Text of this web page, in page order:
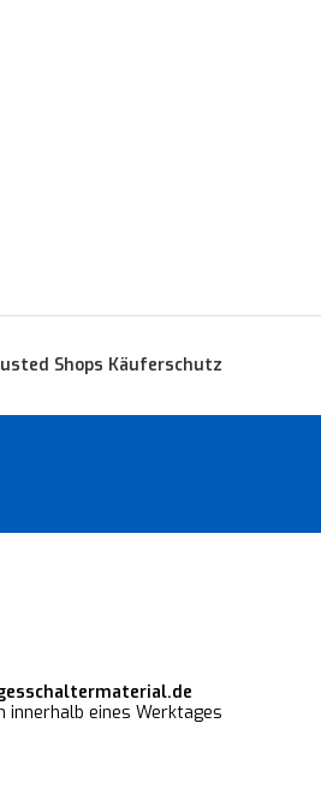
Shops Käuferschutz
innerhalb eines Werktages